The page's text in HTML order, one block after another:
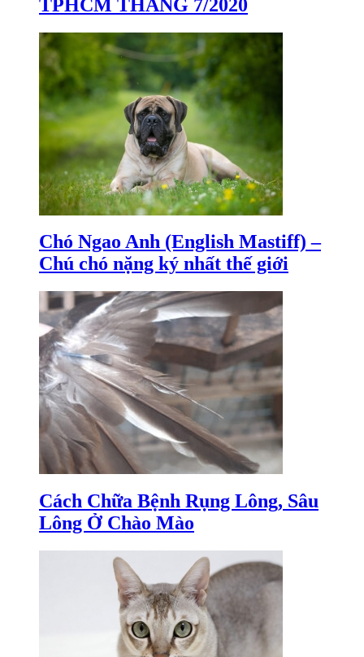
TPHCM THÁNG 7/2020
Chó Ngao Anh (English Mastiff) –
Chú chó nặng ký nhất thế giới
Cách Chữa Bệnh Rụng Lông, Sâu
Lông Ở Chào Mào